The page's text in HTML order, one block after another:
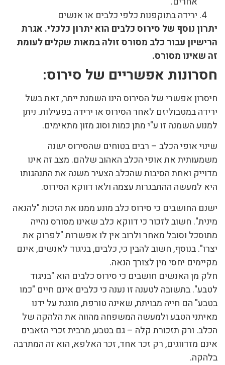
ירידה בתוקפנות כלפי כלבים או אנשים
יתרון נוסף של סירוס כלבים הוא יתרון כלכלי. אגרת
הרישיון עבור כלב מסורס זולה במאות שקלים לעומת
זה שאינו מסורס.
חסרונות אפשריים של סירוס:
חיסרון אפשרי של הסירוס הינו השמנת ייתר, זאת בשל
ירידה במטבוליזם לאחר הסירוס או ירידה בפעילות. ניתן
למנוע השמנה זו ע"י מתן כמות וסוג מזון מתאימים.
שינוי אופי הכלב – רבים בטוחים שהסירוס ישנה
משמעותית את אופי הכלב האהוב שלהם. מצב זה אינו
מדוייק ואחת הסיבות שהכלב הצעיר משנה את התנהגותו
היא למעשה ההתבגרות עצמה ולאו דווקא הסירוס.
ישנם החושבים כי סירוס כלב מונע ממנו את הזכות "להנאה
מינית". חשוב לזכור כי דווקא כלב שאינו מסורס נהייה
מתוסכל וסובל מאחר ולרוב אין לו אפשרות "לפרוק את
יצרו". בנוסף, חשוב להבין כי, כלבים, בניגוד לאנשים, אינם
מקיימים יחסי מין לצורך הנאה.
חלק מן האנשים חושבים כי סירוס כלבים הוא "בניגוד
לטבע". בתשובה לטענה זו נענה כי כלבים אינם חיים "כמו
בטבע" הם חייה מבויתת, שאינה טורפת, מוגנת על ידנו
מאיתני הטבע ולמעשה המשפחה מהווה את הלהקה של
הכלב. ורק תזכורת קלה – גם בטבע, מרבית זכרי הזאבים
אינם מזדווגים, רק זכר אחד, זכר האלפא, הוא זה המתרבה
בלהקה.